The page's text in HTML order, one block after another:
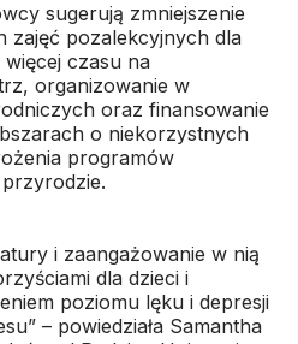
sugerują zmniejszenie
zajęć pozalekcyjnych dla
czasu na
organizowanie w
oraz finansowanie
o niekorzystnych
programów
i zaangażowanie w nią
dla dzieci i
poziomu lęku i depresji
– powiedziała Samantha